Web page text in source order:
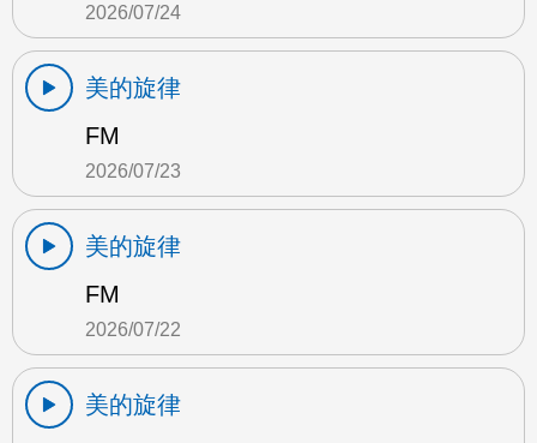
2026/07/24
美的旋律
FM
2026/07/23
美的旋律
FM
2026/07/22
美的旋律